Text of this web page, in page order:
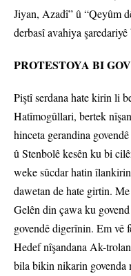
Jiyan, Azadî” û “Qeyûm
derbasî avahiya şaredariyê
PROTESTOYA BI
Piştî serdana hate kirin li
Hatîmogûllari, bertek
hinceta gerandina
û Stenbolê kesên ku bi
weke sûcdar hatin
dawetan de hate girtin.
Gelên din çawa ku
govendê digerînin. Em vê
Hedef nîşandana Ak-
bila bikin nikarin govenda